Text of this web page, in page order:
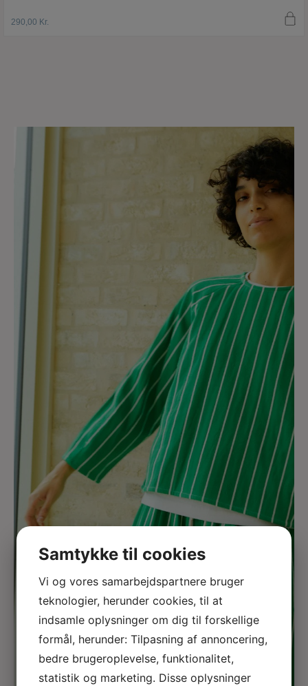
290,00 Kr.
Samtykke til cookies
Vi og vores samarbejdspartnere bruger
teknologier, herunder cookies, til at
indsamle oplysninger om dig til forskellige
formål, herunder: Tilpasning af annoncering,
bedre brugeroplevelse, funktionalitet,
statistik og marketing. Disse oplysninger